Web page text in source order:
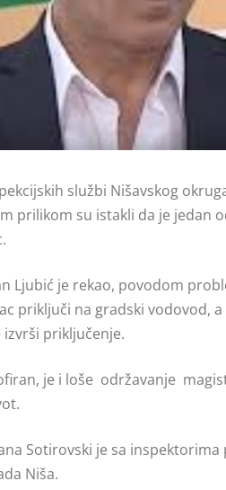
službi Nišavskog
prilikom su istakli da je jedan
Ljubić je rekao, povodom
priključi na gradski vodovod,
priključenje.
je i loše održavanje
Sotirovski je sa
Niša.